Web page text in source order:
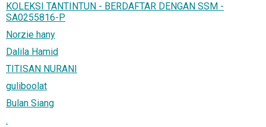
KOLEKSI TANTINTUN - BERDAFTAR DENGAN SSM -
SA0255816-P
Norzie hany
Dalila Hamid
TITISAN NURANI
guliboolat
Bulan Siang
.